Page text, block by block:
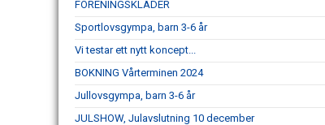
FÖRENINGSKLÄDER
Sportlovsgympa, barn 3-6 år
Vi testar ett nytt koncept...
BOKNING Vårterminen 2024
Jullovsgympa, barn 3-6 år
JULSHOW, Julavslutning 10 december